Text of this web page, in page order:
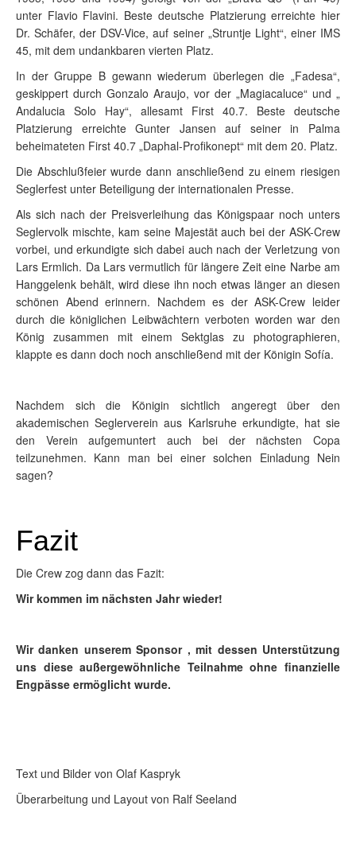
unter Flavio Flavini. Beste deutsche Platzierung erreichte hier
Dr. Schäfer, der DSV-Vice, auf seiner „Struntje Light“, einer IMS
45, mit dem undankbaren vierten Platz.
In der Gruppe B gewann wiederum überlegen die „Fadesa“,
geskippert durch Gonzalo Araujo, vor der „Magiacaluce“ und „
Andalucia Solo Hay“, allesamt First 40.7. Beste deutsche
Platzierung erreichte Gunter Jansen auf seiner in Palma
beheimateten First 40.7 „Daphal-Profikonept“ mit dem 20. Platz.
Die Abschlußfeier wurde dann anschließend zu einem riesigen
Seglerfest unter Beteiligung der internationalen Presse.
Als sich nach der Preisverleihung das Königspaar noch unters
Seglervolk mischte, kam seine Majestät auch bei der ASK-Crew
vorbei, und erkundigte sich dabei auch nach der Verletzung von
Lars Ermlich. Da Lars vermutlich für längere Zeit eine Narbe am
Hanggelenk behält, wird diese ihn noch etwas länger an diesen
schönen Abend erinnern. Nachdem es der ASK-Crew leider
durch die königlichen Leibwächtern verboten worden war den
König zusammen mit einem Sektglas zu photographieren,
klappte es dann doch noch anschließend mit der Königin Sofía.
Nachdem sich die Königin sichtlich angeregt über den
akademischen Seglerverein aus Karlsruhe erkundigte, hat sie
den Verein aufgemuntert auch bei der nächsten Copa
teilzunehmen. Kann man bei einer solchen Einladung Nein
sagen?
Fazit
Die Crew zog dann das Fazit:
Wir kommen im nächsten Jahr wieder!
Wir danken unserem Sponsor , mit dessen Unterstützung
uns diese außergewöhnliche Teilnahme ohne finanzielle
Engpässe ermöglicht wurde.
Text und Bilder von Olaf Kaspryk
Überarbeitung und Layout von Ralf Seeland